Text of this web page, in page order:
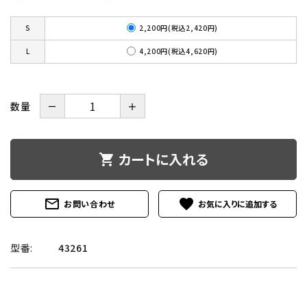
S 2,200円(税込2,420円)
L 4,200円(税込4,620円)
数量 － ＋
shopping_cart カートに入れる
mail_outline お問い合わせ favorite
型番: 43261